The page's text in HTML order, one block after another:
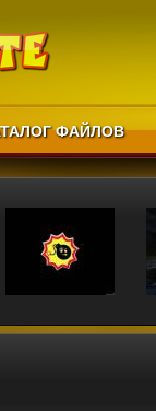
ФАЙЛОВ